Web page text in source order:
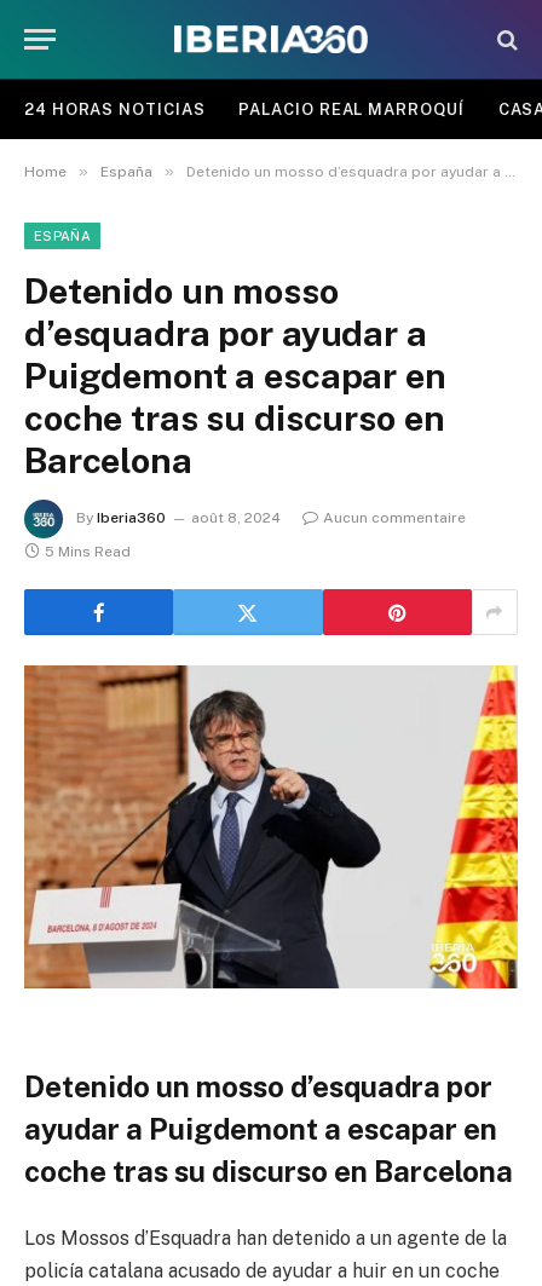
24 HORAS NOTICIAS PALACIO REAL MARROQUÍ
Home » España » Detenido un mosso d’esquadra por ayudar a Puigdemont a escapar en coche tras su discurso en Barcelona
ESPAÑA
Detenido un mosso
d’esquadra por ayudar a
Puigdemont a escapar en
coche tras su discurso en
Barcelona
By Iberia360 août 8, 2024
Aucun commentaire
5 Mins Read
Detenido un mosso d’esquadra por
ayudar a Puigdemont a escapar en
coche tras su discurso en Barcelona
Los Mossos d’Esquadra han detenido a un agente de la
policía catalana acusado de ayudar a huir en un coche